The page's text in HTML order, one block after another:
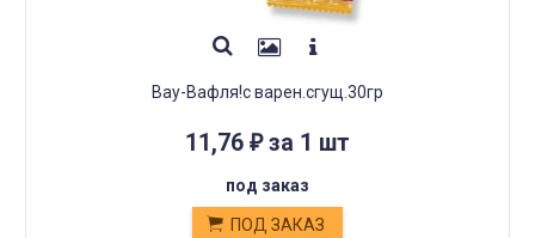
Вау-Вафля!с варен.сгущ.30гр
11,76 ₽за 1 шт
под заказ
ПОД ЗАКАЗ